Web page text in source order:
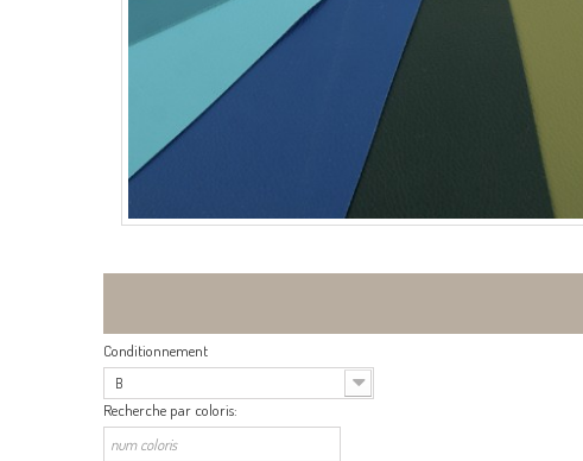
Conditionnement
B
Recherche par coloris: